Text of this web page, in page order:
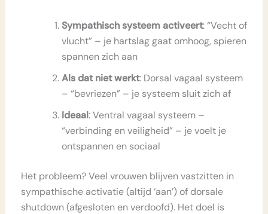
Sympathisch systeem activeert: “Vecht of
vlucht” – je hartslag gaat omhoog, spieren
spannen zich aan
Als dat niet werkt: Dorsal vagaal systeem
– “bevriezen” – je systeem sluit zich af
Ideaal: Ventral vagaal systeem –
“verbinding en veiligheid” – je voelt je
ontspannen en sociaal
Het probleem? Veel vrouwen blijven vastzitten in
sympathische activatie (altijd ‘aan’) of dorsale
shutdown (afgesloten en verdoofd). Het doel is